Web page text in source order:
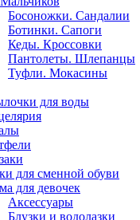
Босоножки. Сандалии
Ботинки. Сапоги
Кеды. Кроссовки
Пантолеты. Шлепанцы
Туфли. Мокасины
для воды
для сменной обуви
для девочек
Аксессуары
Блузки и водолазки